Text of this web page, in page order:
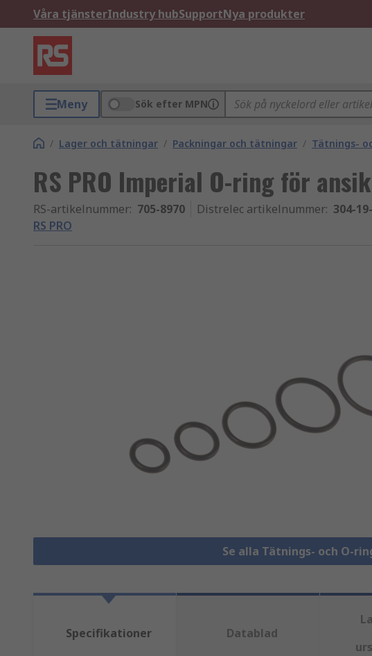
Våra tjänsterIndustry hubSupportNya produkter
Meny Sök efter MPN
/ Lager och tätningar / Packningar och tätningar / Tätnings-
RS PRO Imperial O-ring för
RS-artikelnummer: 705-8970 Distrelec artikelnummer: 304-
RS PRO
Se alla Tätnings- och O-
Specifikationer Datablad